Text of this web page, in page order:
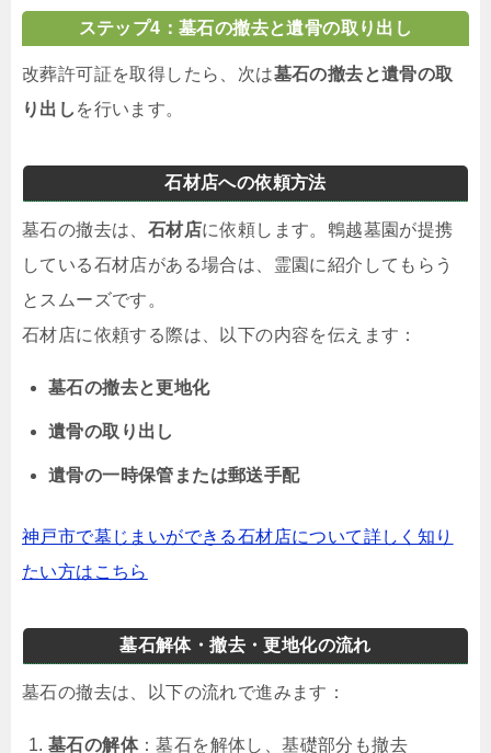
ステップ4：墓石の撤去と遺骨の取り出し
改葬許可証を取得したら、次は墓石の撤去と遺骨の取
り出し を行います。
石材店への依頼方法
墓石の撤去は、 石材店に依頼します。鵯越墓園が提携
している石材店がある場合は、霊園に紹介してもらう
とスムーズです。
石材店に依頼する際は、以下の内容を伝えます：
墓石の撤去と更地化
遺骨の取り出し
遺骨の一時保管または郵送手配
神戸市で墓じまいができる石材店について詳しく知り
たい方はこちら
墓石解体・撤去・更地化の流れ
墓石の撤去は、以下の流れで進みます：
墓石の解体：墓石を解体し、基礎部分も撤去